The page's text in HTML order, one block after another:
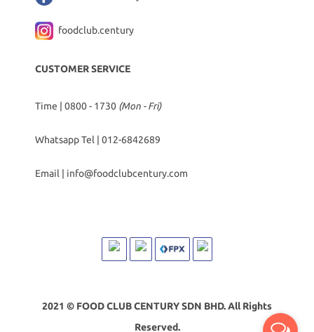
foodclub.century
CUSTOMER SERVICE
Time | 0800 - 1730 (Mon - Fri)
Whatsapp Tel | 012-6842689
Email | info@foodclubcentury.com
2021 © FOOD CLUB CENTURY SDN BHD. All Rights
Reserved.